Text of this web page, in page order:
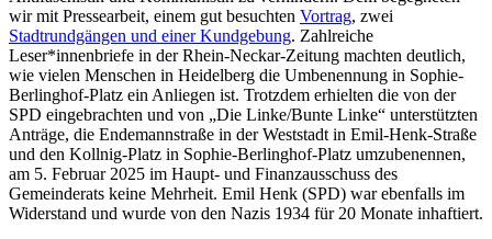
wir mit Pressearbeit, einem gut besuchten Vortrag, zwei
Stadtrundgängen und einer Kundgebung. Zahlreiche
Leser*innenbriefe in der Rhein-Neckar-Zeitung machten deutlich,
wie vielen Menschen in Heidelberg die Umbenennung in Sophie-
Berlinghof-Platz ein Anliegen ist. Trotzdem erhielten die von der
SPD eingebrachten und von „Die Linke/Bunte Linke“ unterstützten
Anträge, die Endemannstraße in der Weststadt in Emil-Henk-Straße
und den Kollnig-Platz in Sophie-Berlinghof-Platz umzubenennen,
am 5. Februar 2025 im Haupt- und Finanzausschuss des
Gemeinderats keine Mehrheit. Emil Henk (SPD) war ebenfalls im
Widerstand und wurde von den Nazis 1934 für 20 Monate inhaftiert.